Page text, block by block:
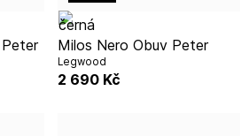
Milos Nero Obuv Peter
Legwood
2 690 Kč